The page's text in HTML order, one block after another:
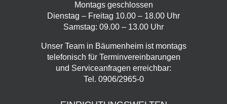
Montags geschlossen
Dienstag – Freitag 10.00 – 18.00 Uhr
Samstag: 09.00 – 13.00 Uhr
Unser Team in Bäumenheim ist montags
telefonisch für Terminvereinbarungen
und Serviceanfragen erreichbar:
Tel. 0906/2965-0